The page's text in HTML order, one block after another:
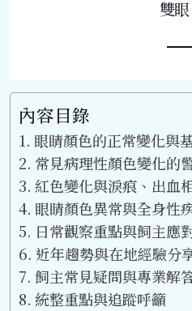
雙眼
內容目錄
眼睛顏色的正常變化與
常見病理性顏色變化的
紅色變化與淚痕、出血
眼睛顏色異常與全身性
日常觀察重點與飼主應
近年趨勢與在地經驗分
飼主常見疑問與專業解
統整重點與追蹤呼籲